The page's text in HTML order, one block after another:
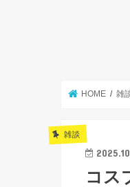
HOME 雑
雑談
コス